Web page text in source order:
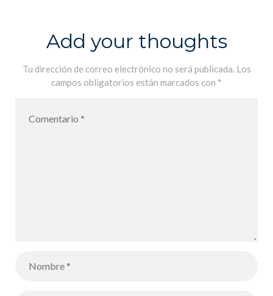
-PRIMARIA
Add your thoughts
Tu dirección de correo electrónico no será publicada. Los
campos obligatorios están marcados con *